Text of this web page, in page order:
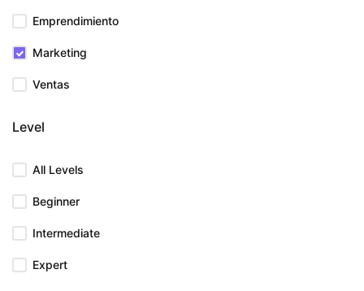
Emprendimiento
Marketing
Ventas
Level
All Levels
Beginner
Intermediate
Expert